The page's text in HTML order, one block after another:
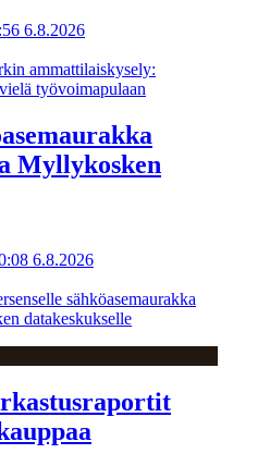
6.8.2026
ammattilaiskysely:
työvoimapulaan
Myllykosken
6.8.2026
sähköasemaurakka
datakeskukselle